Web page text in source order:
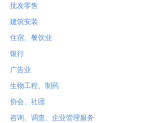
批发零售
建筑安装
住宿、餐饮业
银行
广告业
生物工程、制药
协会、社团
咨询、调查、企业管理服务